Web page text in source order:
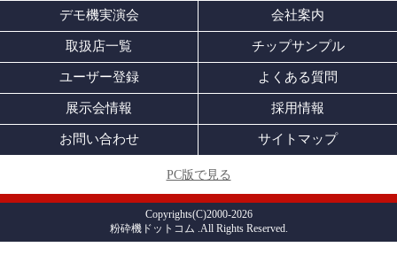
デモ機実演会 会社案内
取扱店一覧 チップサンプル
ユーザー登録 よくある質問
展示会情報 採用情報
お問い合わせ サイトマップ
PC版で見る
Copyrights(C)2000-2026
粉砕機ドットコム .All Rights Reserved.